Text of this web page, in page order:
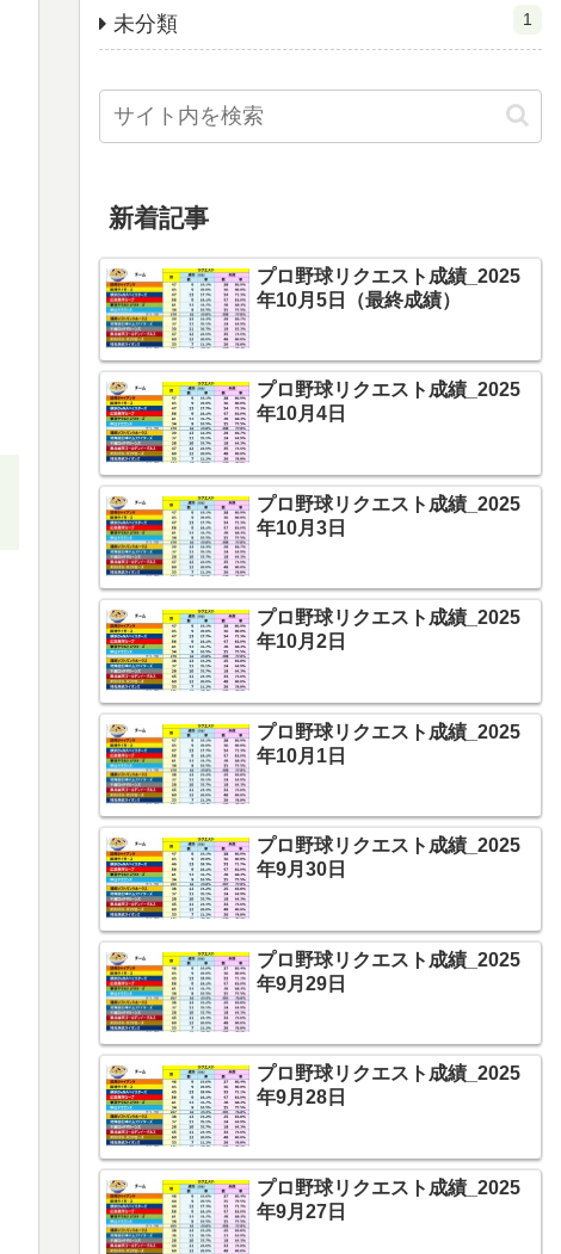
未分類 1
新着記事
プロ野球リクエスト成績_2025
年10月5日（最終成績）
プロ野球リクエスト成績_2025
年10月4日
プロ野球リクエスト成績_2025
年10月3日
プロ野球リクエスト成績_2025
年10月2日
プロ野球リクエスト成績_2025
年10月1日
プロ野球リクエスト成績_2025
年9月30日
プロ野球リクエスト成績_2025
年9月29日
プロ野球リクエスト成績_2025
年9月28日
プロ野球リクエスト成績_2025
年9月27日